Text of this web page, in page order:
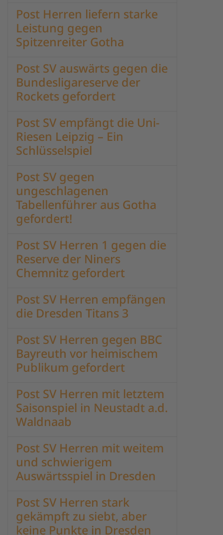
Post Herren liefern starke
Leistung gegen
Spitzenreiter Gotha
Post SV auswärts gegen die
Bundesligareserve der
Rockets gefordert
Post SV empfängt die Uni-
Riesen Leipzig – Ein
Schlüsselspiel
Post SV gegen
ungeschlagenen
Tabellenführer aus Gotha
gefordert!
Post SV Herren 1 gegen die
Reserve der Niners
Chemnitz gefordert
Post SV Herren empfängen
die Dresden Titans 3
Post SV Herren gegen BBC
Bayreuth vor heimischem
Publikum gefordert
Post SV Herren mit letztem
Saisonspiel in Neustadt a.d.
Waldnaab
Post SV Herren mit weitem
und schwierigem
Auswärtsspiel in Dresden
Post SV Herren stark
gekämpft zu siebt, aber
keine Punkte in Dresden